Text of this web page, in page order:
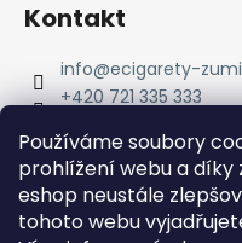
Používáme soubory
prohlížení webu a díky
eshop neustále
tohoto webu
Kontakt
info@ecigarety-
+420 721 335 333